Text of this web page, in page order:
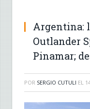
Argentina:
Outlander
Pinamar;
POR SERGIO CUTULI EL